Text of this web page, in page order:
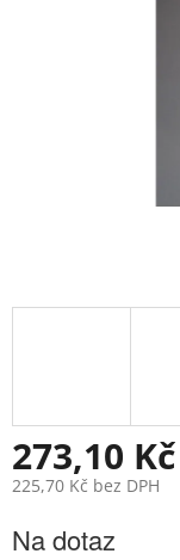
273,10 Kč
225,70 Kč bez DPH
cena:
Na dotaz